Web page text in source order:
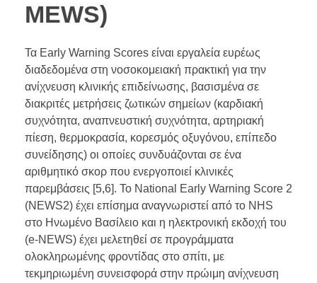
MEWS)
Τα Early Warning Scores είναι εργαλεία ευρέως
διαδεδομένα στη νοσοκομειακή πρακτική για την
ανίχνευση κλινικής επιδείνωσης, βασισμένα σε
διακριτές μετρήσεις ζωτικών σημείων (καρδιακή
συχνότητα, αναπνευστική συχνότητα, αρτηριακή
πίεση, θερμοκρασία, κορεσμός οξυγόνου, επίπεδο
συνείδησης) οι οποίες συνδυάζονται σε ένα
αριθμητικό σκορ που ενεργοποιεί κλινικές
παρεμβάσεις [5,6]. Το National Early Warning Score 2
(NEWS2) έχει επίσημα αναγνωριστεί από το NHS
στο Ηνωμένο Βασίλειο και η ηλεκτρονική εκδοχή του
(e-NEWS) έχει μελετηθεί σε προγράμματα
ολοκληρωμένης φροντίδας στο σπίτι, με
τεκμηριωμένη συνεισφορά στην πρώιμη ανίχνευση